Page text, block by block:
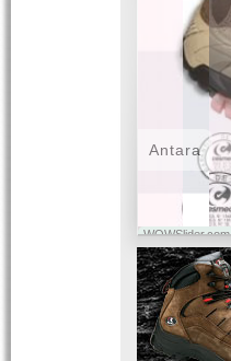
WOWSlider.com
Antara